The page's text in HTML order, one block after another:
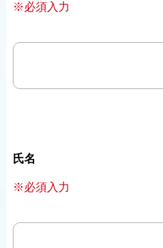
※必須入力
氏名
※必須入力